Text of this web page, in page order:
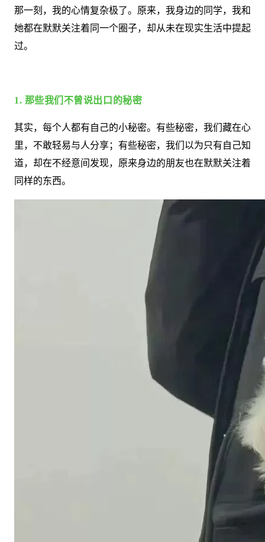
那一刻，我的心情复杂极了。原来，我身边的同学，我和
她都在默默关注着同一个圈子，却从未在现实生活中提起
过。
1. 那些我们不曾说出口的秘密
其实，每个人都有自己的小秘密。有些秘密，我们藏在心
里，不敢轻易与人分享；有些秘密，我们以为只有自己知
道，却在不经意间发现，原来身边的朋友也在默默关注着
同样的东西。